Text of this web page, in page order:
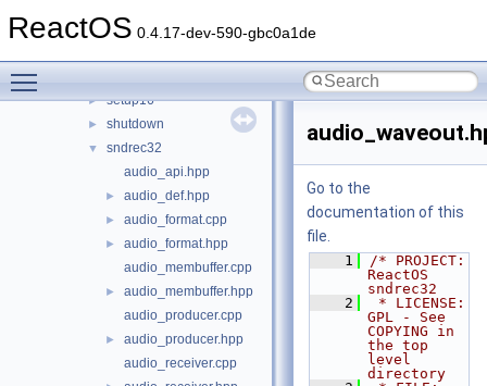
ReactOS 0.4.17-dev-590-gbc0a1de
► sc
► setup16
► shutdown
▼
sndrec32
audio_api.hpp
► audio_def.hpp
► audio_format.cpp
►
audio_format.hpp
audio_membuffer.cpp
►
audio_membuffer.hpp
audio_producer.cpp
►
audio_producer.hpp
audio_receiver.cpp
Go to the
documentation of this
file.
    1
/* PROJECT:
ReactOS
sndrec32
    2
* LICENSE:
GPL - See
COPYING in
the top
level
directory